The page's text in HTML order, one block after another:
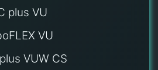
plus VU
VU
VUW CS